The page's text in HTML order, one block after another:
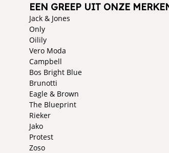
EEN GREEP UIT ONZE
Jack & Jones
Only
Oilily
Vero Moda
Campbell
Bos Bright Blue
Brunotti
Eagle & Brown
The Blueprint
Rieker
Jako
Protest
Zoso